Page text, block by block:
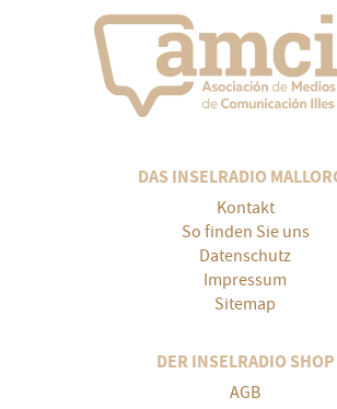
DAS INSELRADIO
Kontakt
So finden Sie uns
Datenschutz
Impressum
Sitemap
DER INSELRADIO SHOP
AGB